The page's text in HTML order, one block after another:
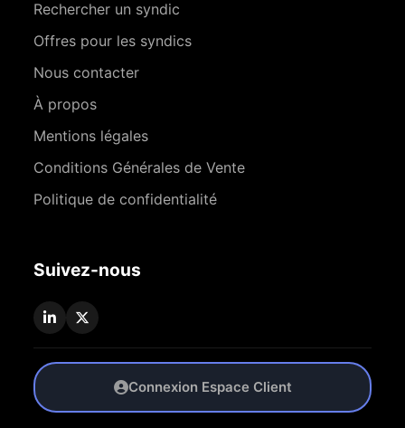
Rechercher un syndic
Offres pour les syndics
Nous contacter
À propos
Mentions légales
Conditions Générales de Vente
Politique de confidentialité
Suivez-nous
Connexion Espace Client